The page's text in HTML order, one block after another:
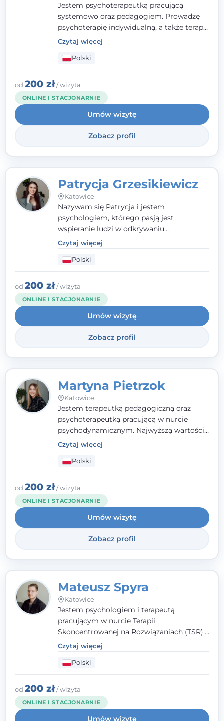
Jestem psychoterapeutką pracującą
systemowo oraz pedagogiem. Prowadzę
psychoterapię indywidualną, a także terapię
par, małżeństw i rodzin. Patrzę na
człowieka całościowo - w kontekście jego
relacji z rodziną, pracą i otoczeniem - i
opieram współpracę na Twoich mocnych
stronach.
Czytaj więcej
Polski
od 200 zł/ wizyta
ONLINE I STACJONARNIE
Umów wizytę
Zobacz profil
Patrycja Grzesikiewicz
Katowice
Nazywam się Patrycja i jestem
psychologiem, którego pasją jest
wspieranie ludzi w odkrywaniu
wewnętrznej siły i radzeniu sobie z
codziennymi trudnościami. Pracuję w
nurcie poznawczo-behawioralnym, oferując
indywidualne podejście pełne empatii,
zaufania i wsparcia. Jeśli masz za sobą
trudny czas, jestem tutaj dla Ciebie.
Czytaj więcej
Polski
od 200 zł/ wizyta
ONLINE I STACJONARNIE
Umów wizytę
Zobacz profil
Martyna Pietrzok
Katowice
Jestem terapeutką pedagogiczną oraz
psychoterapeutką pracującą w nurcie
psychodynamicznym. Najwyższą wartością
jest dla mnie bliska, pełna zrozumienia i
zaangażowania relacja z pacjentem. To
właśnie ta oparta na zaufaniu więź staje się
przestrzenią, w której można dotrzeć do
źródła trudności i spojrzeć na nie inaczej
niż dotąd.
Czytaj więcej
Polski
od 200 zł/ wizyta
ONLINE I STACJONARNIE
Umów wizytę
Zobacz profil
Mateusz Spyra
Katowice
Jestem psychologiem i terapeutą
pracującym w nurcie Terapii
Skoncentrowanej na Rozwiązaniach (TSR).
Towarzyszę młodzieży i dorosłym z
empatią, zrozumieniem i bez oceniania.
Daję przestrzeń do bycia sobą, bo wiem, że
w każdym człowieku jest coś wyjątkowego.
Czytaj więcej
Polski
od 200 zł/ wizyta
ONLINE I STACJONARNIE
Umów wizytę